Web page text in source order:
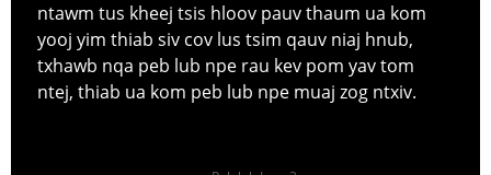
ntawm tus kheej tsis hloov pauv thaum ua kom
yooj yim thiab siv cov lus tsim qauv niaj hnub,
txhawb nqa peb lub npe rau kev pom yav tom
ntej, thiab ua kom peb lub npe muaj zog ntxiv.